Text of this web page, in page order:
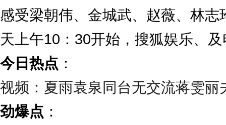
感受梁朝伟、金城武、赵薇、林
天上午10：30开始，搜狐娱乐、
今日热点 ：
视频：夏雨袁泉同台无交流蒋雯丽
劲爆点 ：